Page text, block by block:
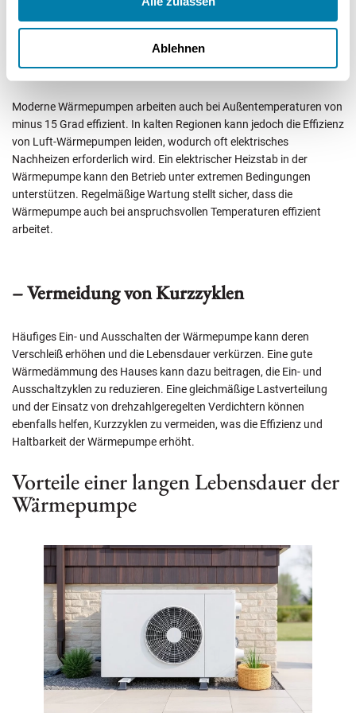
Ablehnen
– Umgang mit extremen Temperaturen
Moderne Wärmepumpen arbeiten auch bei Außentemperaturen von
minus 15 Grad effizient. In kalten Regionen kann jedoch die Effizienz
von Luft-Wärmepumpen leiden, wodurch oft elektrisches
Nachheizen erforderlich wird. Ein elektrischer Heizstab in der
Wärmepumpe kann den Betrieb unter extremen Bedingungen
unterstützen. Regelmäßige Wartung stellt sicher, dass die
Wärmepumpe auch bei anspruchsvollen Temperaturen effizient
arbeitet.
– Vermeidung von Kurzzyklen
Häufiges Ein- und Ausschalten der Wärmepumpe kann deren
Verschleiß erhöhen und die Lebensdauer verkürzen. Eine gute
Wärmedämmung des Hauses kann dazu beitragen, die Ein- und
Ausschaltzyklen zu reduzieren. Eine gleichmäßige Lastverteilung
und der Einsatz von drehzahlgeregelten Verdichtern können
ebenfalls helfen, Kurzzyklen zu vermeiden, was die Effizienz und
Haltbarkeit der Wärmepumpe erhöht.
Vorteile einer langen Lebensdauer der
Wärmepumpe